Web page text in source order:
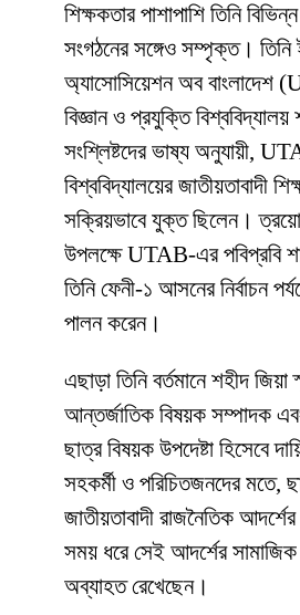
শিক্ষকতার পাশাপাশি তিনি
সংগঠনের সঙ্গেও সম্পৃক্ত। তিনি
অ্যাসোসিয়েশন অব বাংলাদেশ
বিজ্ঞান ও প্রযুক্তি
সংশ্লিষ্টদের ভাষ্য অনুযায়ী,
বিশ্ববিদ্যালয়ের জাতীয়তাবাদী
সক্রিয়ভাবে যুক্ত ছিলেন।
উপলক্ষে UTAB-এর পবিপ্রবি
তিনি ফেনী-১ আসনের নির্বাচন
পালন করেন।
এছাড়া তিনি বর্তমানে শহীদ জিয়া
আন্তর্জাতিক বিষয়ক সম্পাদক
ছাত্র বিষয়ক উপদেষ্টা হিসেবে
সহকর্মী ও পরিচিতজনদের মতে,
জাতীয়তাবাদী রাজনৈতিক
সময় ধরে সেই আদর্শের সামাজিক
অব্যাহত রেখেছেন।